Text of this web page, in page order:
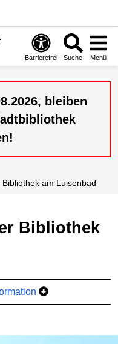
Barrierefrei Suche Menü
bleiben
Bibliothek am Luisenbad